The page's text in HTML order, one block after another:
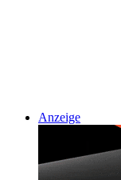
Anzeige